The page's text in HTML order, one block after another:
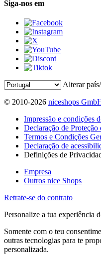
Siga-nos em
Alterar
© 2010-2026 niceshops
Impressão e condições
Declaração de Proteção
Termos e Condições
Declaração de
Definições de
Empresa
Outros nice Shops
Retrate-se do contrato
Personalize a tua experiência
Somente com o teu
outras tecnologias para te
personalizada.